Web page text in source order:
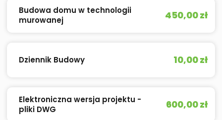
Budowa domu w technologii
murowanej
450,00 zł
Dziennik Budowy 10,00 zł
Elektroniczna wersja projektu -
pliki DWG
600,00 zł